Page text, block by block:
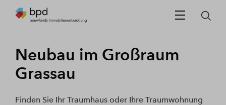
Neubau im Großraum
Grassau
Finden Sie Ihr Traumhaus oder Ihre Traumwohnung